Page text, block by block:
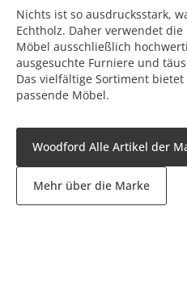
Nichts ist so ausdrucksstark,
Echtholz. Daher verwendet
Möbel ausschließlich
ausgesuchte Furniere und
Das vielfältige Sortiment
passende Möbel.
Woodford Alle Artikel der
Mehr über die Marke